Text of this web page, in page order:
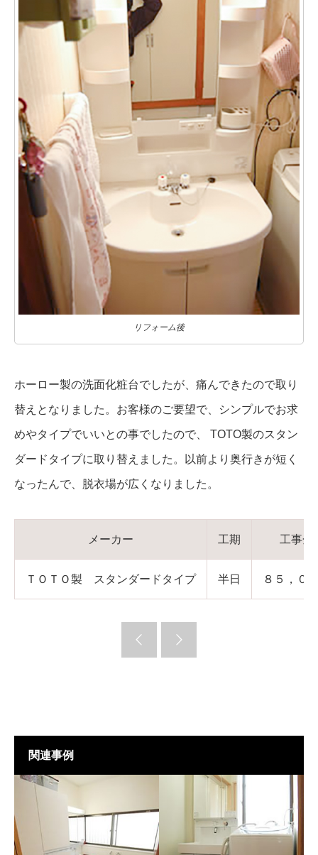
リフォーム後
ホーロー製の洗面化粧台でしたが、痛んできたので取り
替えとなりました。お客様のご要望で、シンプルでお求
めやタイプでいいとの事でしたので、 TOTO製のスタン
ダードタイプに取り替えました。以前より奥行きが短く
なったんで、脱衣場が広くなりました。
メーカー 工期 工事金
ＴＯＴＯ製 スタンダードタイプ 半日 ８５，０
関連事例